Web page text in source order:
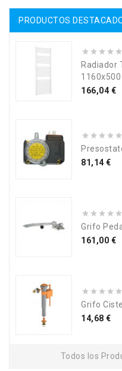
PRODUCTOS
Radiador
Precio
166,04 €
Precio
81,14 €
Grifo
Precio
161,00 €
Grifo
Precio
14,68 €
Todos los